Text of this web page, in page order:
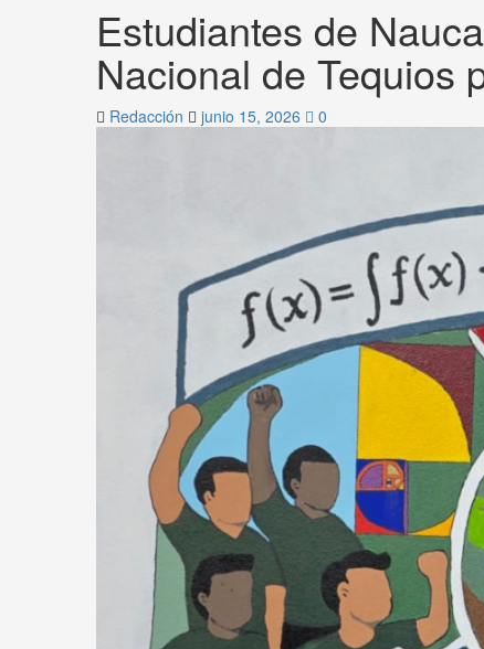
Estudiantes de
Nacional de Tequios
Redacción junio 15, 2026 0